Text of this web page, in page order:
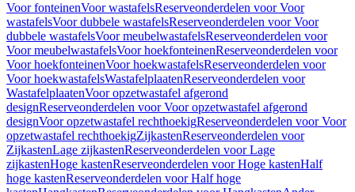
Voor fonteinenVoor wastafelsReserveonderdelen voor Voor
wastafelsVoor dubbele wastafelsReserveonderdelen voor Voor
dubbele wastafelsVoor meubelwastafelsReserveonderdelen voor
Voor meubelwastafelsVoor hoekfonteinenReserveonderdelen voor
Voor hoekfonteinenVoor hoekwastafelsReserveonderdelen voor
Voor hoekwastafelsWastafelplaatenReserveonderdelen voor
WastafelplaatenVoor opzetwastafel afgerond
designReserveonderdelen voor Voor opzetwastafel afgerond
designVoor opzetwastafel rechthoekigReserveonderdelen voor Voor
opzetwastafel rechthoekigZijkastenReserveonderdelen voor
ZijkastenLage zijkastenReserveonderdelen voor Lage
zijkastenHoge kastenReserveonderdelen voor Hoge kastenHalf
hoge kastenReserveonderdelen voor Half hoge